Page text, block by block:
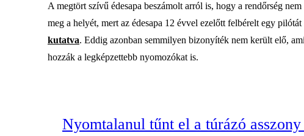
A megtört szívű édesapa beszámolt arról is, hogy a rendőrség
meg a helyét, mert az édesapa 12 évvel ezelőtt felbérelt egy
kutatva. Eddig azonban semmilyen bizonyíték nem került elő,
hozzák a legképzettebb nyomozókat is.
Nyomtalanul tűnt el a túrázó